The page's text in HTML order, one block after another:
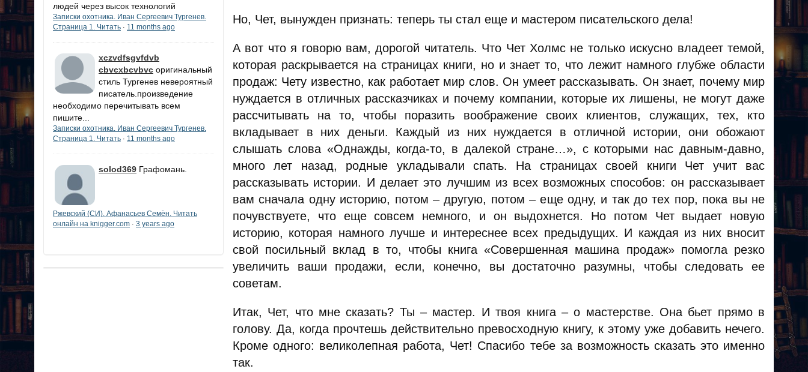
людей через высок технологий
Записки охотника. Иван Сергеевич Тургенев.
Страница 1. Читать · 11 months ago
xczvdfsgvfdvb
cbvcxbcvbvc оригинальный
стиль Тургенев невероятный
писатель.произведение
необходимо перечитывать всем
пишите...
Записки охотника. Иван Сергеевич Тургенев.
Страница 1. Читать · 11 months ago
solod369 Графомань.
Ржевский (СИ). Афанасьев Семён. Читать
онлайн на knigger.com · 3 years ago
Но, Чет, вынужден признать: теперь ты стал еще и мастером писательского дела!
А вот что я говорю вам, дорогой читатель. Что Чет Холмс не только искусно владеет темой,
которая раскрывается на страницах книги, но и знает то, что лежит намного глубже области
продаж: Чету известно, как работает мир слов. Он умеет рассказывать. Он знает, почему мир
нуждается в отличных рассказчиках и почему компании, которые их лишены, не могут даже
рассчитывать на то, чтобы поразить воображение своих клиентов, служащих, тех, кто
вкладывает в них деньги. Каждый из них нуждается в отличной истории, они обожают
слышать слова «Однажды, когда-то, в далекой стране…», с которыми нас давным-давно,
много лет назад, родные укладывали спать. На страницах своей книги Чет учит вас
рассказывать истории. И делает это лучшим из всех возможных способов: он рассказывает
вам сначала одну историю, потом – другую, потом – еще одну, и так до тех пор, пока вы не
почувствуете, что еще совсем немного, и он выдохнется. Но потом Чет выдает новую
историю, которая намного лучше и интереснее всех предыдущих. И каждая из них вносит
свой посильный вклад в то, чтобы книга «Совершенная машина продаж» помогла резко
увеличить ваши продажи, если, конечно, вы достаточно разумны, чтобы следовать ее
советам.
Итак, Чет, что мне сказать? Ты – мастер. И твоя книга – о мастерстве. Она бьет прямо в
голову. Да, когда прочтешь действительно превосходную книгу, к этому уже добавить нечего.
Кроме одного: великолепная работа, Чет! Спасибо тебе за возможность сказать это именно
так.